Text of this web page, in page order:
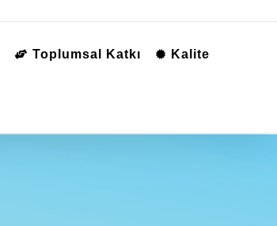
Toplumsal Katkı Kalite